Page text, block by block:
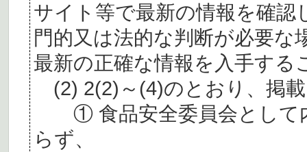
サイト等で最新の情報を確認
門的又は法的な判断が必要
最新の正確な情報を入手する
(2) 2(2)～(4)のとおり、掲
① 食品安全委員会として
らず、